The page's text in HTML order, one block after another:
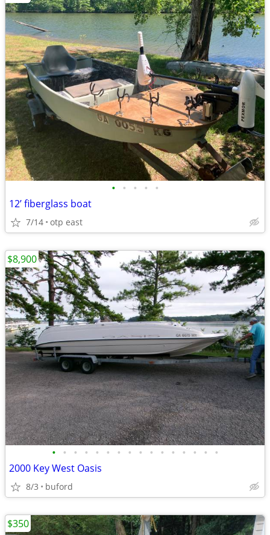
• • • • •
12’ fiberglass boat
7/14 otp east
• • • • • • • • • • • • • • • •
2000 Key West Oasis
8/3 buford
$8,900
$350